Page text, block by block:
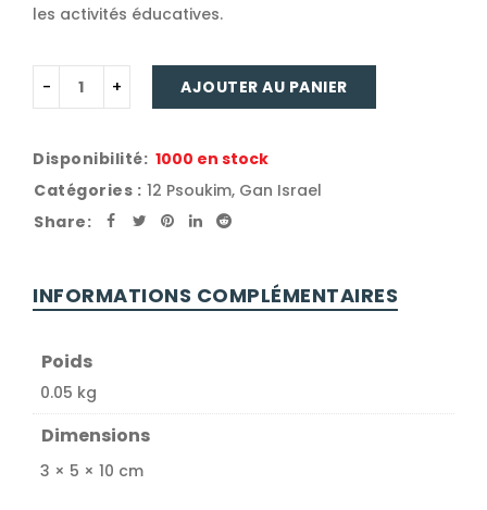
les activités éducatives.
AJOUTER AU PANIER
Disponibilité: 1000 en stock
Catégories : 12 Psoukim, Gan Israel
Share:
INFORMATIONS COMPLÉMENTAIRES
Poids
0.05 kg
Dimensions
3 × 5 × 10 cm